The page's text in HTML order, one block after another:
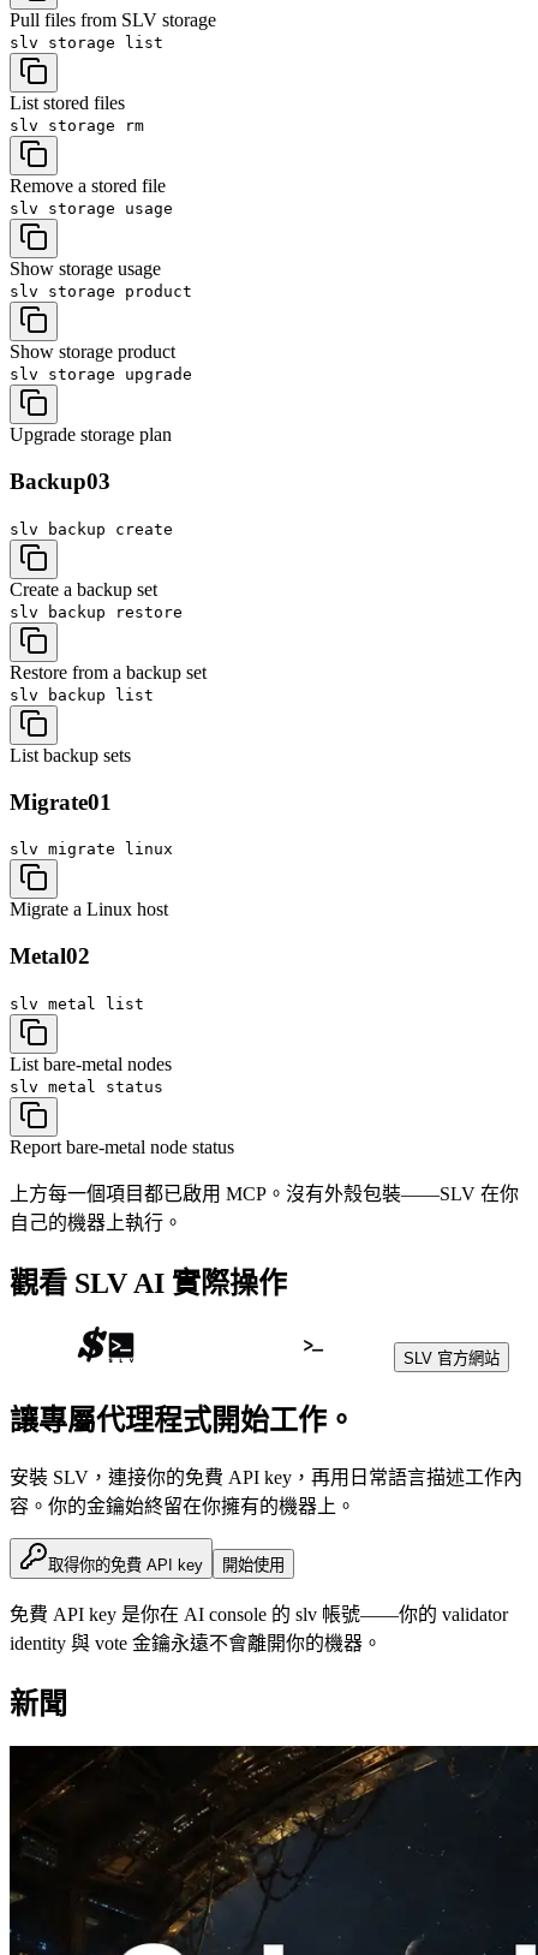
Pull files from SLV storage
slv storage list
List stored files
slv storage rm
Remove a stored file
slv storage usage
Show storage usage
slv storage product
Show storage product
slv storage upgrade
Upgrade storage plan
Backup03
slv backup create
Create a backup set
slv backup restore
Restore from a backup set
slv backup list
List backup sets
Migrate01
slv migrate linux
Migrate a Linux host
Metal02
slv metal list
List bare-metal nodes
slv metal status
Report bare-metal node status
上方每一個項目都已啟用 MCP。沒有外殼包裝——SLV 在你
自己的機器上執行。
觀看 SLV AI 實際操作
SLV 官方網站
讓專屬代理程式開始工作。
安裝 SLV，連接你的免費 API key，再用日常語言描述工作內
容。你的金鑰始終留在你擁有的機器上。
取得你的免費 API key 開始使用
免費 API key 是你在 AI console 的 slv 帳號——你的 validator
identity 與 vote 金鑰永遠不會離開你的機器。
新聞